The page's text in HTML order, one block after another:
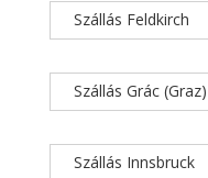
Szállás Feldkirch
Szállás Grác (Graz)
Szállás Innsbruck